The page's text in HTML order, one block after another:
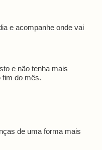
e acompanhe onde vai
e não tenha mais
fim do mês.
de uma forma mais